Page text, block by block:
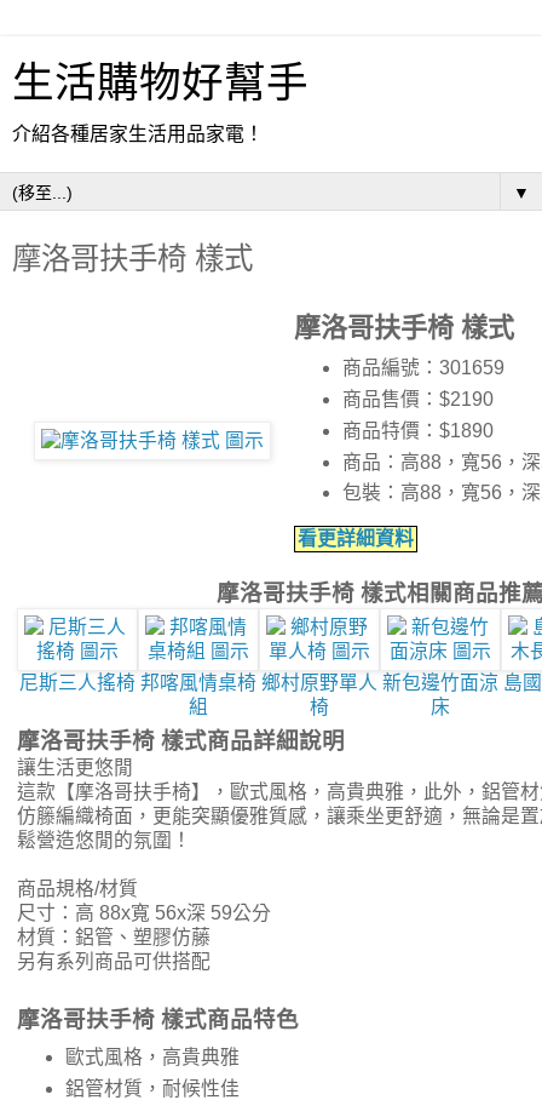
生活購物好幫手
介紹各種居家生活用品家電！
▼
摩洛哥扶手椅 樣式
摩洛哥扶手椅 樣式
商品編號：301659
商品售價：$2190
商品特價： $1890
商品：高88，寬56，
包裝：高88，寬56，
看更詳細資料
摩洛哥扶手椅 樣式相關商品推
尼斯三人搖椅 邦喀風情桌椅
組
鄉村原野單人
椅
新包邊竹面涼
床
島
摩洛哥扶手椅 樣式商品詳細說明
讓生活更悠閒
這款【摩洛哥扶手椅】，歐式風格，高貴典雅，此外，鋁管
仿籐編織椅面，更能突顯優雅質感，讓乘坐更舒適，無論是
鬆營造悠閒的氛圍！
商品規格/材質
尺寸：高 88x寬 56x深 59公分
材質：鋁管、塑膠仿藤
另有系列商品可供搭配
摩洛哥扶手椅 樣式商品特色
歐式風格，高貴典雅
鋁管材質，耐候性佳